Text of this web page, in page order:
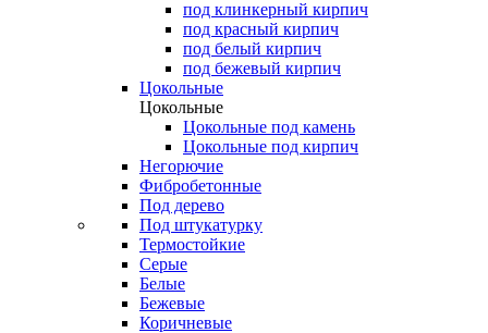
под клинкерный кирпич
под красный кирпич
под белый кирпич
под бежевый кирпич
Цокольные
Цокольные
Цокольные под камень
Цокольные под кирпич
Негорючие
Фибробетонные
Под дерево
Под штукатурку
Термостойкие
Серые
Белые
Бежевые
Коричневые